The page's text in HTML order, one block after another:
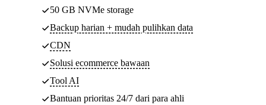
50 GB NVMe storage
Backup harian + mudah pulihkan data
CDN
Solusi ecommerce bawaan
Tool AI
Bantuan prioritas 24/7 dari para ahli